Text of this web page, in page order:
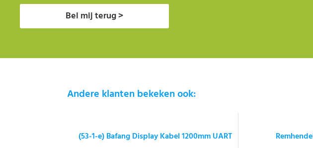
Bel mij terug >
Andere klanten bekeken ook:
(53-1-e) Bafang Display Kabel 1200mm UART